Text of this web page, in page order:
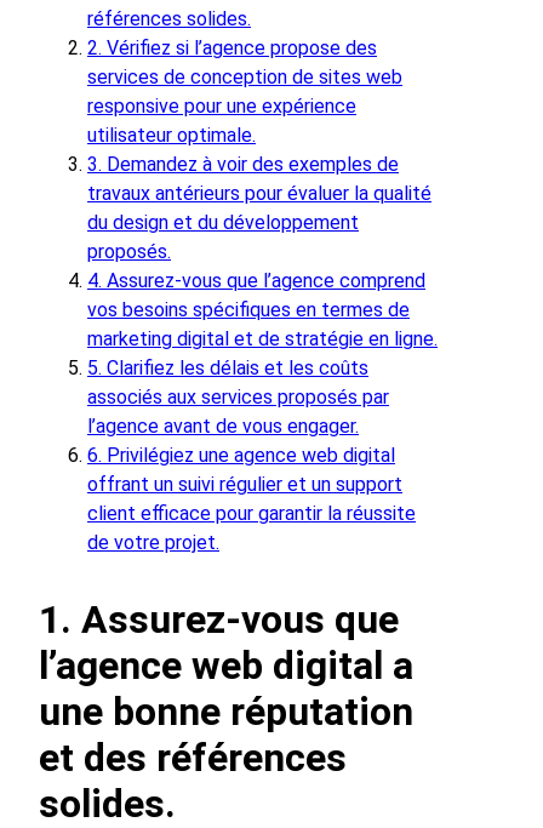
références solides.
2. Vérifiez si l’agence propose des
services de conception de sites web
responsive pour une expérience
utilisateur optimale.
3. Demandez à voir des exemples de
travaux antérieurs pour évaluer la qualité
du design et du développement
proposés.
4. Assurez-vous que l’agence comprend
vos besoins spécifiques en termes de
marketing digital et de stratégie en ligne.
5. Clarifiez les délais et les coûts
associés aux services proposés par
l’agence avant de vous engager.
6. Privilégiez une agence web digital
offrant un suivi régulier et un support
client efficace pour garantir la réussite
de votre projet.
1. Assurez-vous que
l’agence web digital a
une bonne réputation
et des références
solides.